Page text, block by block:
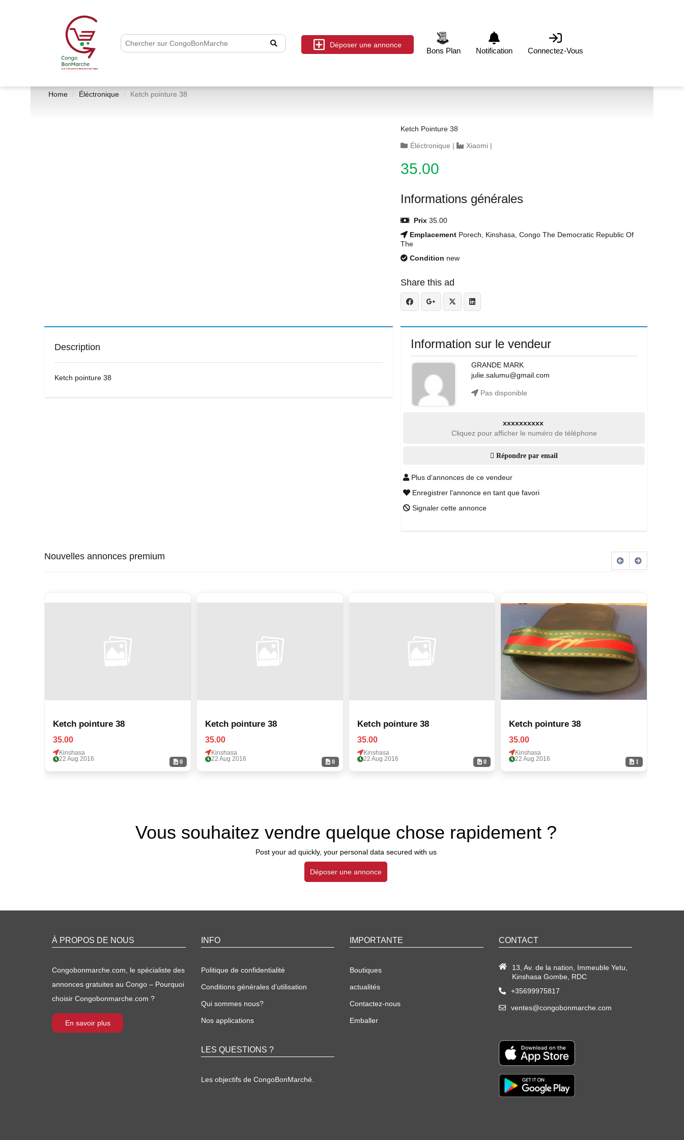
Déposer une annonce
Bons Plan Notification Connectez-Vous
Home Éléctronique Ketch pointure 38
Ketch Pointure 38
Éléctronique | Xiaomi |
35.00
Informations générales
Prix 35.00
Emplacement Porech, Kinshasa, Congo The Democratic Republic Of
The
Condition new
Share this ad
Description
Ketch pointure 38
Information sur le vendeur
GRANDE MARK
julie.salumu@gmail.com
Pas disponible
xxxxxxxxxx
Cliquez pour afficher le numéro de téléphone
Répondre par email
Plus d'annonces de ce vendeur
Enregistrer l'annonce en tant que favori
Signaler cette annonce
Nouvelles annonces premium
0
Ketch pointure 38
35.00
Kinshasa
22 Aug 2016
0
Ketch pointure 38
35.00
Kinshasa
22 Aug 2016
0
Ketch pointure 38
35.00
Kinshasa
22 Aug 2016
1
Ketch pointure 38
35.00
Kinshasa
22 Aug 2016
Vous souhaitez vendre quelque chose rapidement ?
Post your ad quickly, your personal data secured with us
Déposer une annonce
À PROPOS DE NOUS
Congobonmarche.com, le spécialiste des
annonces gratuites au Congo – Pourquoi
choisir Congobonmarche.com ?
En savoir plus
INFO
Politique de confidentialité
Conditions générales d’utilisation
Qui sommes nous?
Nos applications
LES QUESTIONS ?
Les objectifs de CongoBonMarché.
IMPORTANTE
Boutiques
actualités
Contactez-nous
Emballer
CONTACT
13, Av. de la nation, Immeuble Yetu,
Kinshasa Gombe, RDC
+35699975817
ventes@congobonmarche.com